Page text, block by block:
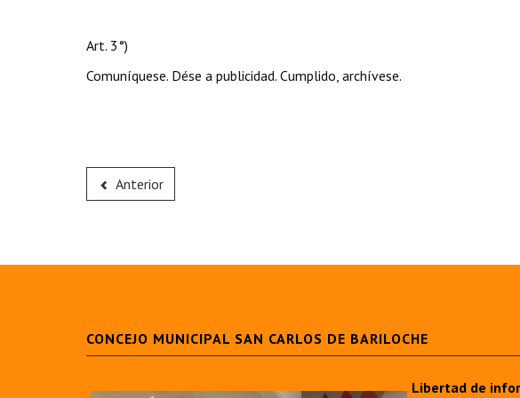
Art. 3°)
Comuníquese. Dése a publicidad. Cumplido, archívese.
Anterior
CONCEJO MUNICIPAL SAN CARLOS DE BARILOCHE
Libertad de